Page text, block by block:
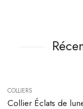
COLLIERS